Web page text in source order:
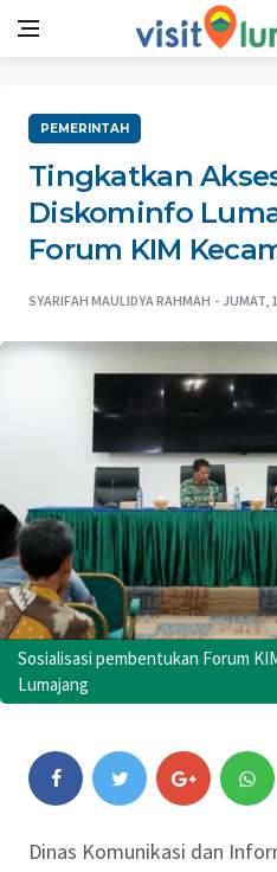
PEMERINTAH
Tingkatkan
Diskominfo
Forum KIM
SYARIFAH MAULIDYA RAHMAH JUMAT,
Sosialisasi pembentukan Forum
Lumajang
Dinas Komunikasi dan